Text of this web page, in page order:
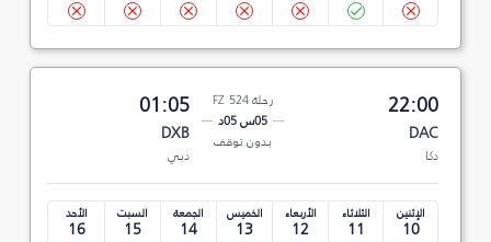
22:00
DAC
دكا
رحلة FZ 524
05س 05د
بدون توقف
01:05
DXB
دبي
الإثنين
10
الثلاثاء
11
الأربعاء
12
الخميس
13
الجمعة
14
السبت
15
الأحد
16